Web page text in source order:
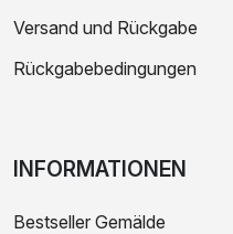
Versand und Rückgabe
Rückgabebedingungen
INFORMATIONEN
Bestseller Gemälde